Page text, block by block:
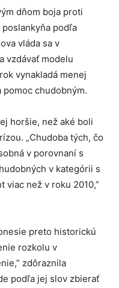
dňom boja proti
podľa
vláda sa v
vzdávať modelu
vynakladá menej
chudobným.
horšie, než aké boli
„Chudoba tých, čo
v porovnaní s
v kategórii s
viac než v roku 2010,”
preto historickú
rozkolu v
zdôraznila
podľa jej slov zbierať